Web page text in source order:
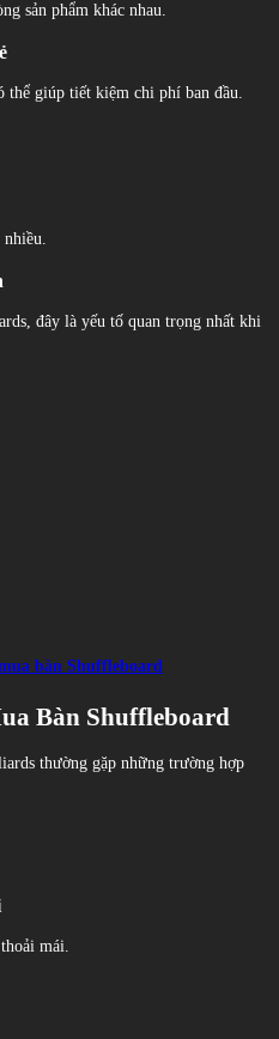
sản phẩm khác nhau.
thể giúp tiết kiệm chi phí ban đầu.
đây là yếu tố quan trọng nhất khi
bàn Shuffleboard
Bàn Shuffleboard
thường gặp những trường hợp
mái.